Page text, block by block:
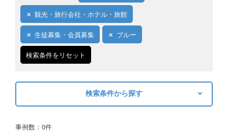
観光・旅行会社・ホテル・旅館
生徒募集・会員募集 ブルー
検索条件をリセット
検索条件から探す
事例数：0件